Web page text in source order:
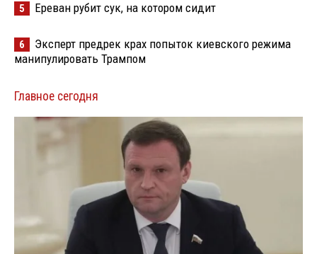
5 Ереван рубит сук, на котором сидит
6
Эксперт предрек крах попыток киевского режима
манипулировать Трампом
Главное сегодня